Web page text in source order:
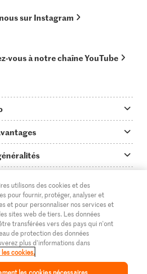
sur Instagram
vous à notre chaîne YouTube
Migusto
contact
coopératives Migros
utilisons des cookies et des
pour fournir, protéger, analyser et
et pour personnaliser nos services et
sites web de tiers. Les données
transférées vers des pays qui n'ont
de protection des données
plus d'informations dans
cookies.